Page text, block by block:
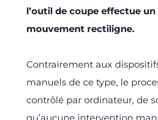
l’outil de coupe effectue un
mouvement rectiligne.
Contrairement aux
manuels de ce type, le
contrôlé par ordinateur, de